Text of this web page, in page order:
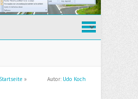
Autor: Udo Koch
Startseite »